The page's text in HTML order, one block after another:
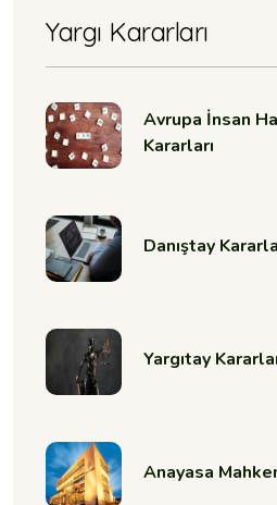
Yargı Kararları
Avrupa İnsan
Kararları
Danıştay
Yargıtay
Anayasa